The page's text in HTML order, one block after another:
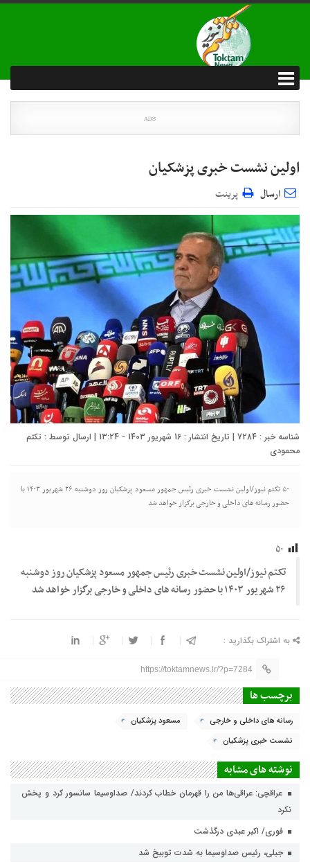
اولین نشست خبری پزشکیان
ارسال پرینت
شناسه خبر : 7284 | تاریخ انتشار : 16 شهریور 1403 - 13:24 | ارسال توسط :
تکتم
محمودی
۵۰ تکتم نیوز/اولین نشست خبری رئیس جمهور مسعود پزشکیان روز دوشنبه ۲۶ شهریور ۱۴۰۳ با
حضور رسانه های داخلی و خارجی برگزار خواهد شد
۵۰
تکتم نیوز/اولین نشست خبری رئیس جمهور مسعود پزشکیان روز دوشنبه
۲۶ شهریور ۱۴۰۳ با حضور رسانه های داخلی و خارجی برگزار خواهد شد
به اشتراک بگذارید :
https://toktamnews.ir/?p=7284
برچسب ها
رسانه های داخلی و خارجی
مسعود پزشکیان
نشست خبری پزشکیان
نوشته های مشابه
عراقچی: عراقی‌ها من را قهرمان خطاب کردند/ صداوسیما سانسور کرد و پخش
نکرد
فوری/ اکبر عبدی درگذشت
جبلی، رئیس صداوسیما به شدت توبیخ شد